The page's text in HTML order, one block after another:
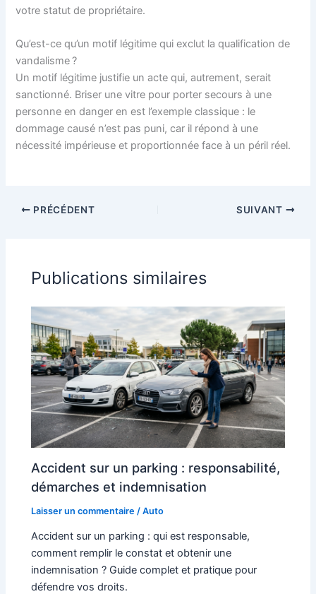
votre statut de propriétaire.
Qu’est-ce qu’un motif légitime qui exclut la qualification de
vandalisme ?
Un motif légitime justifie un acte qui, autrement, serait
sanctionné. Briser une vitre pour porter secours à une
personne en danger en est l’exemple classique : le
dommage causé n’est pas puni, car il répond à une
nécessité impérieuse et proportionnée face à un péril réel.
PRÉCÉDENT SUIVANT
Publications similaires
Accident sur un parking : responsabilité,
démarches et indemnisation
Laisser un commentaire /Auto
Accident sur un parking : qui est responsable,
comment remplir le constat et obtenir une
indemnisation ? Guide complet et pratique pour
défendre vos droits.